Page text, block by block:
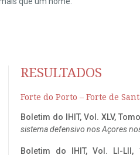
RESULTADOS
Forte do Porto – Forte de
Boletim do IHIT, Vol. XLV,
sistema defensivo nos Açores
Boletim do IHIT, Vol. LI-LII,